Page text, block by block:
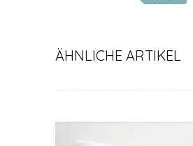
ÄHNLICHE ARTIKEL